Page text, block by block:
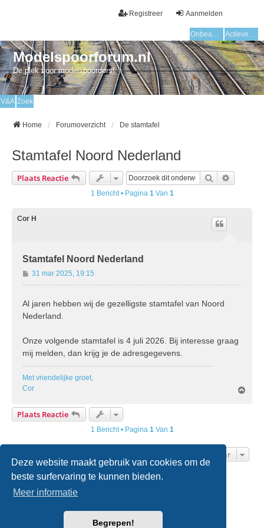
Deze website maakt gebruik van cookies om de
beste surfervaring te kunnen bieden.
Meer informatie
Begrepen!
Aanmelden
Registreer
Onbeantwoorde onderwerpen Actieve onderwerpen
Modelspoorforum.nl
De plek voor modelspoorders!
V&A Zoek
Home Forumoverzicht De stamtafel
Stamtafel Noord Nederland
Plaats Reactie Zoek
1 Bericht • Pagina 1Van 1
Cor H
Stamtafel Noord Nederland
B
e
c
31 mar 2025, 19:15
Al jaren hebben wij de gezelligste stamtafel van Noord
Nederland.
Onze volgende stamtafel is 4 juli 2026. Bij interesse graag
mij melden, dan krijg je de adresgegevens.
Met vriendelijke groet,
Cor
Plaats Reactie
1 Bericht • Pagina 1 Van 1
Ga Naar
Home Forumoverzicht
® Forum Software © phpBB Limited
phpBB.nl.